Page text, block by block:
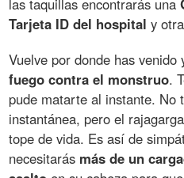
las taquillas encontrarás una
Tarjeta ID del hospital y
Vuelve por donde has
fuego contra el monstruo.
pude matarte al instante. No
instantánea, pero el
tope de vida. Es así de
necesitarás más de un